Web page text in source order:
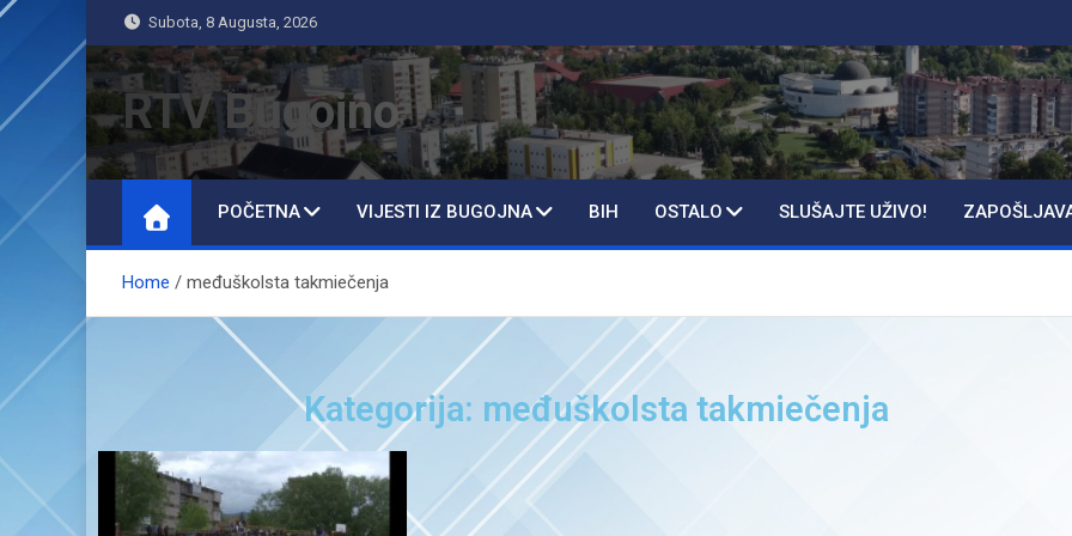
Subota, 8 Augusta, 2026
RTV Bugojno
POČETNA VIJESTI IZ BUGOJNA BIH OSTALO SLUŠAJTE UŽIVO!
Home međuškolsta takmiečenja
Kategorija: međuškolsta takmiečenja